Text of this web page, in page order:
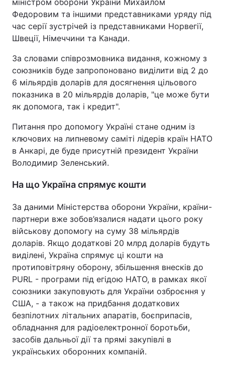
міністром оборони України Михайлом
Федоровим та іншими представниками уряду під
час серії зустрічей із представниками Норвегії,
Швеції, Німеччини та Канади.
За словами співрозмовника видання, кожному з
союзників буде запропоновано виділити від 2 до
6 мільярдів доларів для досягнення цільового
показника в 20 мільярдів доларів, "це може бути
як допомога, так і кредит".
Питання про допомогу Україні стане одним із
ключових на липневому саміті лідерів країн НАТО
в Анкарі, де буде присутній президент України
Володимир Зеленський.
На що Україна спрямує кошти
За даними Міністерства оборони України, країни-
партнери вже зобов’язалися надати цього року
військову допомогу на суму 38 мільярдів
доларів. Якщо додаткові 20 млрд доларів будуть
виділені, Україна спрямує ці кошти на
протиповітряну оборону, збільшення внесків до
PURL - програми під егідою НАТО, в рамках якої
союзники закуповують для України озброєння у
США, - а також на придбання додаткових
безпілотних літальних апаратів, боєприпасів,
обладнання для радіоелектронної боротьби,
засобів дальньої дії та прямі закупівлі в
українських оборонних компаній.